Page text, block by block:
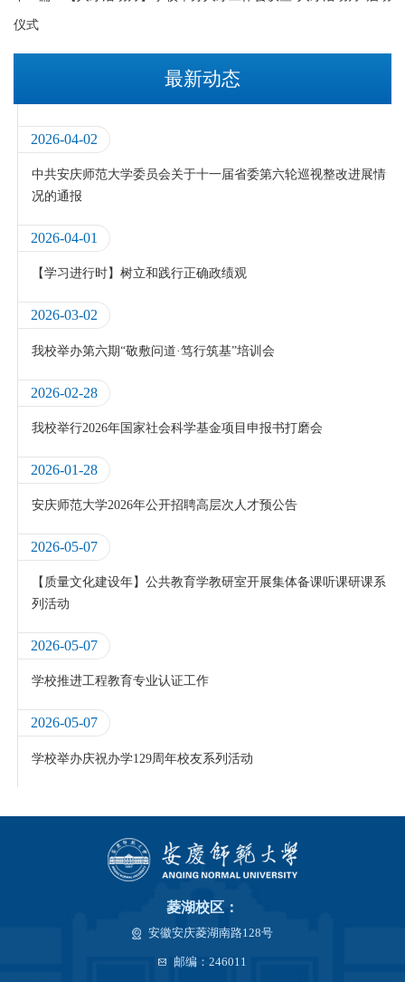
仪式
最新动态
2026-04-02
中共安庆师范大学委员会关于十一届省委第六轮巡视整改进展情
况的通报
2026-04-01
【学习进行时】树立和践行正确政绩观
2026-03-02
我校举办第六期“敬敷问道·笃行筑基”培训会
2026-02-28
我校举行2026年国家社会科学基金项目申报书打磨会
2026-01-28
安庆师范大学2026年公开招聘高层次人才预公告
2026-05-07
【质量文化建设年】公共教育学教研室开展集体备课听课研课系
列活动
2026-05-07
学校推进工程教育专业认证工作
2026-05-07
学校举办庆祝办学129周年校友系列活动
菱湖校区：
安徽安庆菱湖南路128号
邮编：246011